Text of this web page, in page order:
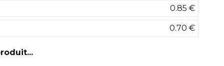
0.85 €
0.70 €